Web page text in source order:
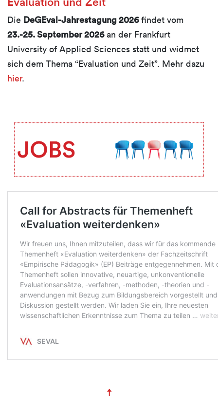
Die DeGEval-Jahrestagung 2026findet vom
23.-25. September 2026an der Frankfurt
University of Applied Sciences statt und widmet
sich dem Thema “Evaluation und Zeit”. Mehr dazu
hier.